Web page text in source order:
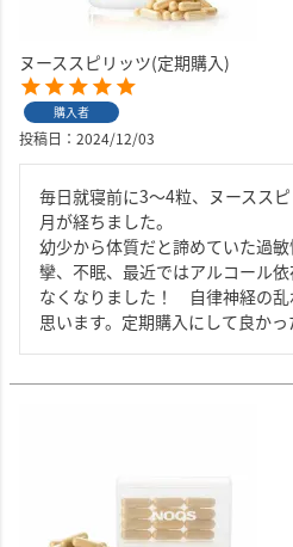
ヌーススピリッツ(定期購入)
購入者
投稿日 2024/12/03
毎日就寝前に3〜4粒、ヌースス
月が経ちました。
幼少から体質だと諦めていた過
攣、不眠、最近ではアルコール
なくなりました！　自律神経の
思います。定期購入にして良かっ